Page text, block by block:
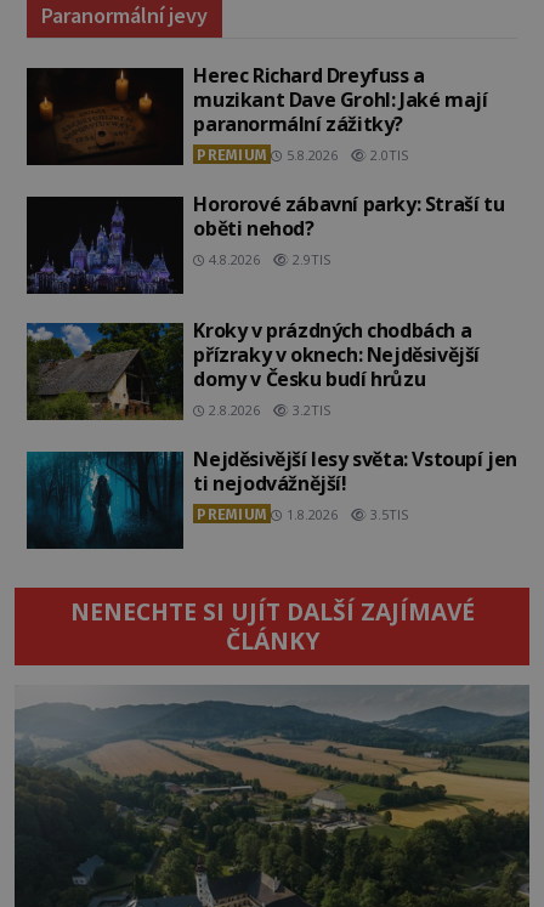
Paranormální jevy
Herec Richard Dreyfuss a
muzikant Dave Grohl: Jaké mají
paranormální zážitky?
PREMIUM 5.8.2026 2.0TIS
Hororové zábavní parky: Straší tu
oběti nehod?
4.8.2026 2.9TIS
Kroky v prázdných chodbách a
přízraky v oknech: Nejděsivější
domy v Česku budí hrůzu
2.8.2026 3.2TIS
Nejděsivější lesy světa: Vstoupí jen
ti nejodvážnější!
PREMIUM 1.8.2026 3.5TIS
NENECHTE SI UJÍT DALŠÍ ZAJÍMAVÉ
ČLÁNKY